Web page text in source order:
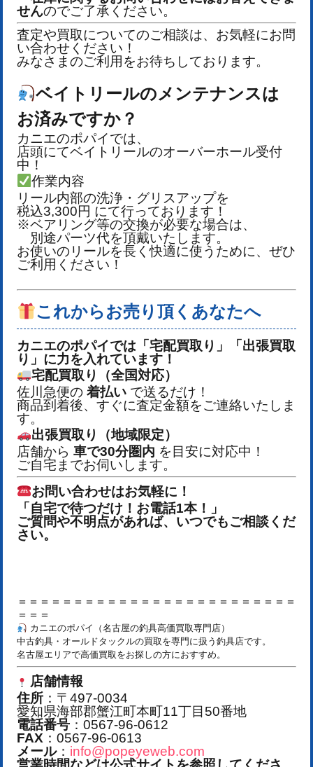
せんのでご了承ください。
査定や買取についてのご相談は、お気軽にお問
い合わせください！
みなさまのご利用をお待ちしております。
ベイトリールのメンテナンスは
お済みですか？
カニエのポパイでは、
店頭にてベイトリールのオーバーホール受付
中！
作業内容
リール内部の洗浄・グリスアップを
税込3,300円 にて行っております！
※ベアリング等の交換が必要な場合は、
別途パーツ代を頂戴いたします。
お使いのリールを長く快適に使うために、ぜひ
ご利用ください！
これからお売り頂くあなたへ
カニエのポパイでは「宅配買取り」「出張買取
り」に力を入れています！
宅配買取り（全国対応）
佐川急便の 着払い で送るだけ！
商品到着後、すぐに査定金額をご連絡いたしま
す。
出張買取り（地域限定）
店舗から 車で30分圏内 を目安に対応中！
ご自宅までお伺いします。
お問い合わせはお気軽に！
「自宅で待つだけ！お電話1本！」
ご質問や不明点があれば、いつでもご相談くだ
さい。
＝＝＝＝＝＝＝＝＝＝＝＝＝＝＝＝＝＝＝＝＝＝＝＝＝
＝＝＝
カニエのポパイ（名古屋の釣具高価買取専門店）
中古釣具・オールドタックルの買取を専門に扱う釣具店です。
名古屋エリアで高価買取をお探しの方におすすめ。
店舗情報
住所 ：〒497-0034
愛知県海部郡蟹江町本町11丁目50番地
電話番号 ：0567-96-0612
FAX ：0567-96-0613
メール： info@popeyeweb.com